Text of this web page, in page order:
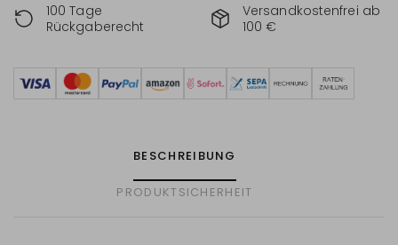
100 Tage
Rückgaberecht
Versandkostenfrei ab
100 €
BESCHREIBUNG
PRODUKTSICHERHEIT